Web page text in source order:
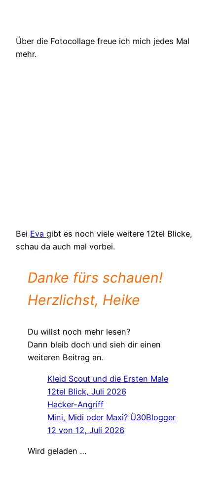
Über die Fotocollage freue ich mich jedes Mal
mehr.
Bei Eva gibt es noch viele weitere 12tel Blicke,
schau da auch mal vorbei.
Danke fürs schauen!
Herzlichst, Heike
Du willst noch mehr lesen?
Dann bleib doch und sieh dir einen
weiteren Beitrag an.
Kleid Scout und die Ersten Male
12tel Blick, Juli 2026
Hacker-Angriff
Mini, Midi oder Maxi? Ü30Blogger
12 von 12, Juli 2026
Wird geladen …